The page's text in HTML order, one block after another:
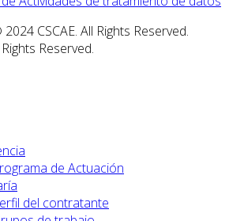
CSCAE. All Rights Reserved.
Reserved.
de Actuación
del contratante